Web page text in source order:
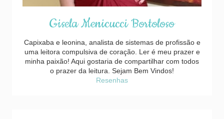
Gisela Menicucci Bortoloso
Capixaba e leonina, analista de sistemas de profissão e
uma leitora compulsiva de coração. Ler é meu prazer e
minha paixão! Aqui gostaria de compartilhar com todos
o prazer da leitura. Sejam Bem Vindos!
Resenhas